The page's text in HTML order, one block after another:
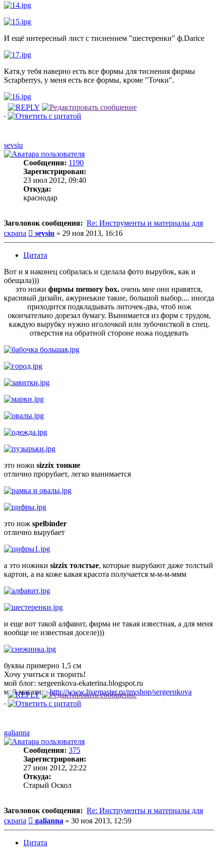
И ещё интересный лист с тиснением "шестеренки" ф.Darice
Катя,у тебя наверно есть все формы для тиснения фирмы
Scrapberrys, у меня есть все формы, кроме "Точки".
sevsiu
Сообщения: 1190
Зарегистрирован:
23 июл 2012, 09:40
Откуда:
краснодар
Заголовок сообщения: Re: Инструменты и материалы для
скрапа
Сообщение
sevsiu » 29 ноя 2013, 16:16
Цитата
Вот и я наконец собралась и сделала фото вырубок, как и
обещала)))
это ножи фирмы memory box. очень мне они нравятся,
красивый дизайн, ажурнеькие такие, большой выбор.... иногда
приходится подкладывать литочек-два, чтоб нож
окончательно дорезал бумагу. Вынимается из форм с трудом,
каждую вырубку нужно иголочкой или зубочисткой в спец.
отверстия на обратной стороне ножа поддевать
это ножи sizzix тонкие
отлично прорубает, легко вынимается
это нож spelbinder
отлично вырубает
а это ножики sizzix толстые, которые вырубают даже толстый
картон, а на коже какая красота получается м-м-м-ммм
и еще вот такой алфавит, фирма не такая известная, а для меня
вообще не известная доселе)))
буквы примерно 1,5 см
Хочу учиться и творить!
мой блог: sergeenkova-ekaterina.blogspot.ru
мой магазин:http://www.livemaster.ru/myshop/sergeenkova
galianna
Сообщения: 375
Зарегистрирован:
27 июн 2012, 22:22
Откуда:
Старый Оскол
Заголовок сообщения: Re: Инструменты и материалы для
скрапа
Сообщение
galianna » 30 ноя 2013, 12:59
Цитата